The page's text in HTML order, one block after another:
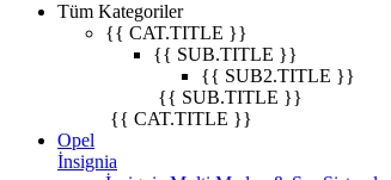
Tüm Kategoriler
{{ CAT.TITLE }}
{{ SUB.TITLE }}
{{ SUB2.TITLE }}
{{ SUB.TITLE }}
{{ CAT.TITLE }}
Opel
İnsignia